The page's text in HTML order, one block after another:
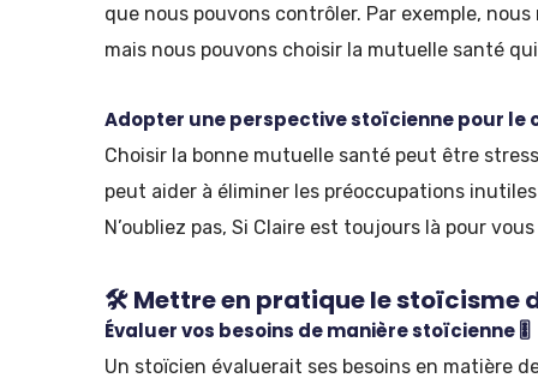
que nous pouvons contrôler. Par exemple,
mais nous pouvons choisir la mutuelle santé
Adopter une perspective stoïcienne pour le
Choisir la bonne mutuelle santé peut être
peut aider à éliminer les préoccupations
N’oubliez pas, Si Claire est toujours là pour
🛠️ Mettre en pratique le stoïcisme
Évaluer vos besoins de manière stoïcienne 🎚️
Un stoïcien évaluerait ses besoins en matière